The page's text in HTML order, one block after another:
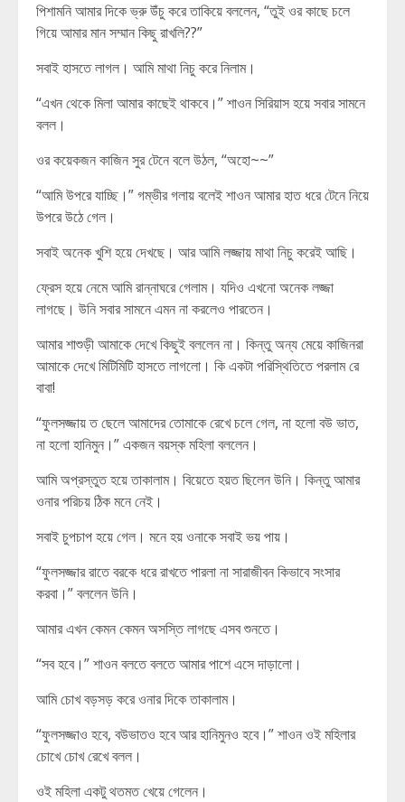
পিশামনি আমার দিকে ভ্রু উঁচু করে তাকিয়ে বললেন, “তুই ওর কাছে চলে
গিয়ে আমার মান সম্মান কিছু রাখলি??”
সবাই হাসতে লাগল। আমি মাথা নিচু করে নিলাম।
“এখন থেকে মিলা আমার কাছেই থাকবে।” শাওন সিরিয়াস হয়ে সবার সামনে
বলল।
ওর কয়েকজন কাজিন সুর টেনে বলে উঠল, “অহো~~”
“আমি উপরে যাচ্ছি।” গম্ভীর গলায় বলেই শাওন আমার হাত ধরে টেনে নিয়ে
উপরে উঠে গেল।
সবাই অনেক খুশি হয়ে দেখছে। আর আমি লজ্জায় মাথা নিচু করেই আছি।
ফ্রেস হয়ে নেমে আমি রান্নাঘরে গেলাম। যদিও এখনো অনেক লজ্জা
লাগছে। উনি সবার সামনে এমন না করলেও পারতেন।
আমার শাশুড়ী আমাকে দেখে কিছুই বললেন না। কিন্তু অন্য মেয়ে কাজিনরা
আমাকে দেখে মিটিমিটি হাসতে লাগলো। কি একটা পরিস্থিতিতে পরলাম রে
বাবা!
“ফুলসজ্জায় ত ছেলে আমাদের তোমাকে রেখে চলে গেল, না হলো বউ ভাত,
না হলো হানিমুন।” একজন বয়স্ক মহিলা বললেন।
আমি অপ্রস্তুত হয়ে তাকালাম। বিয়েতে হয়ত ছিলেন উনি। কিন্তু আমার
ওনার পরিচয় ঠিক মনে নেই।
সবাই চুপচাপ হয়ে গেল। মনে হয় ওনাকে সবাই ভয় পায়।
“ফুলসজ্জার রাতে বরকে ধরে রাখতে পারলা না সারাজীবন কিভাবে সংসার
করবা।” বললেন উনি।
আমার এখন কেমন কেমন অসস্তি লাগছে এসব শুনতে।
“সব হবে।” শাওন বলতে বলতে আমার পাশে এসে দাড়ালো।
আমি চোখ বড়সড় করে ওনার দিকে তাকালাম।
“ফুলসজ্জাও হবে, বউভাতও হবে আর হানিমুনও হবে।” শাওন ওই মহিলার
চোখে চোখ রেখে বলল।
ওই মহিলা একটু থতমত খেয়ে গেলেন।